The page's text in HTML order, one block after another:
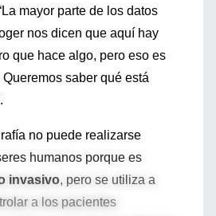
mayor parte de los datos
nos dicen que aquí hay
que hace algo, pero eso es
saber qué está
no puede realizarse
humanos porque es
invasivo, pero se utiliza a
a los pacientes